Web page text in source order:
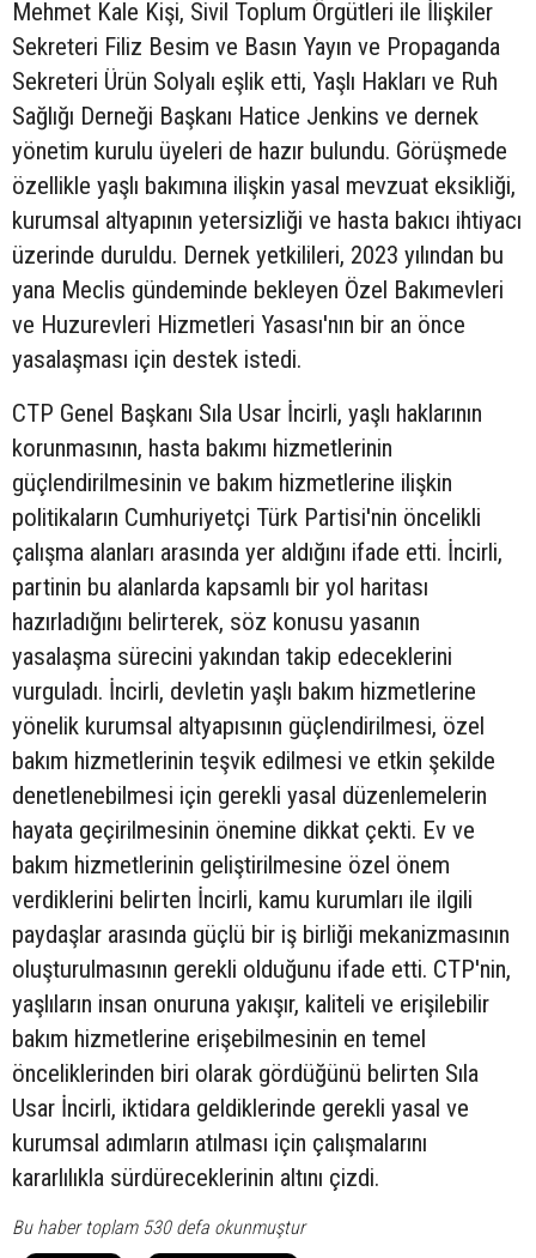
Mehmet Kale Kişi, Sivil Toplum Örgütleri ile İlişkiler
Sekreteri Filiz Besim ve Basın Yayın ve Propaganda
Sekreteri Ürün Solyalı eşlik etti, Yaşlı Hakları ve Ruh
Sağlığı Derneği Başkanı Hatice Jenkins ve dernek
yönetim kurulu üyeleri de hazır bulundu. Görüşmede
özellikle yaşlı bakımına ilişkin yasal mevzuat eksikliği,
kurumsal altyapının yetersizliği ve hasta bakıcı ihtiyacı
üzerinde duruldu. Dernek yetkilileri, 2023 yılından bu
yana Meclis gündeminde bekleyen Özel Bakımevleri
ve Huzurevleri Hizmetleri Yasası'nın bir an önce
yasalaşması için destek istedi.
CTP Genel Başkanı Sıla Usar İncirli, yaşlı haklarının
korunmasının, hasta bakımı hizmetlerinin
güçlendirilmesinin ve bakım hizmetlerine ilişkin
politikaların Cumhuriyetçi Türk Partisi'nin öncelikli
çalışma alanları arasında yer aldığını ifade etti. İncirli,
partinin bu alanlarda kapsamlı bir yol haritası
hazırladığını belirterek, söz konusu yasanın
yasalaşma sürecini yakından takip edeceklerini
vurguladı. İncirli, devletin yaşlı bakım hizmetlerine
yönelik kurumsal altyapısının güçlendirilmesi, özel
bakım hizmetlerinin teşvik edilmesi ve etkin şekilde
denetlenebilmesi için gerekli yasal düzenlemelerin
hayata geçirilmesinin önemine dikkat çekti. Ev ve
bakım hizmetlerinin geliştirilmesine özel önem
verdiklerini belirten İncirli, kamu kurumları ile ilgili
paydaşlar arasında güçlü bir iş birliği mekanizmasının
oluşturulmasının gerekli olduğunu ifade etti. CTP'nin,
yaşlıların insan onuruna yakışır, kaliteli ve erişilebilir
bakım hizmetlerine erişebilmesinin en temel
önceliklerinden biri olarak gördüğünü belirten Sıla
Usar İncirli, iktidara geldiklerinde gerekli yasal ve
kurumsal adımların atılması için çalışmalarını
kararlılıkla sürdüreceklerinin altını çizdi.
Bu haber toplam 530 defa okunmuştur